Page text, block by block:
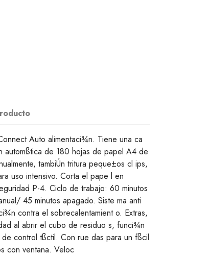
Auto alimentaci¾n. Tiene una ca
de 180 hojas de papel A4 de
tambiÚn tritura peque±os cl ips,
uso intensivo. Corta el pape l en
P-4. Ciclo de trabajo: 60 minutos
45 minutos apagado. Siste ma anti
contra el sobrecalentamient o. Extras,
al abrir el cubo de residuo s, funci¾n
control tßctil. Con rue das para un fßcil
con ventana. Veloc